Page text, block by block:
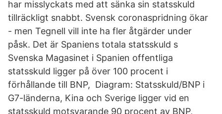
har misslyckats med att sänka sin statsskuld
tillräckligt snabbt. Svensk coronaspridning ökar
- men Tegnell vill inte ha fler åtgärder under
påsk. Det är Spaniens totala statsskuld s
Svenska Magasinet i Spanien offentliga
statsskuld ligger på över 100 procent i
förhållande till BNP, Diagram: Statsskuld/BNP i
G7-länderna, Kina och Sverige ligger vid en
statsskuld motsvarande 90 procent av BNP,